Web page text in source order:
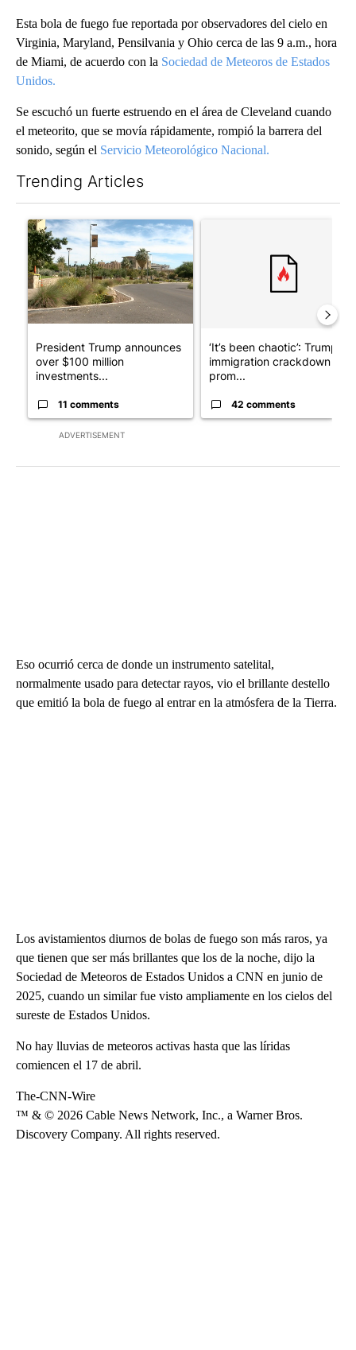
Esta bola de fuego fue reportada por observadores del cielo en
Virginia, Maryland, Pensilvania y Ohio cerca de las 9 a.m., hora
de Miami, de acuerdo con la Sociedad de Meteoros de Estados
Unidos.
Se escuchó un fuerte estruendo en el área de Cleveland cuando
el meteorito, que se movía rápidamente, rompió la barrera del
sonido, según el Servicio Meteorológico Nacional.
Trending Articles
ADVERTISEMENT
A trending article titled "President Trump announces over
President Trump announces
over $100 million
investments...
11 comments
‘It’s been chaotic’: Trump’s
immigration crackdown
prom...
42 comments
Eso ocurrió cerca de donde un instrumento satelital,
normalmente usado para detectar rayos, vio el brillante destello
que emitió la bola de fuego al entrar en la atmósfera de la Tierra.
Los avistamientos diurnos de bolas de fuego son más raros, ya
que tienen que ser más brillantes que los de la noche, dijo la
Sociedad de Meteoros de Estados Unidos a CNN en junio de
2025, cuando un similar fue visto ampliamente en los cielos del
sureste de Estados Unidos.
No hay lluvias de meteoros activas hasta que las líridas
comiencen el 17 de abril.
The-CNN-Wire
™ & © 2026 Cable News Network, Inc., a Warner Bros.
Discovery Company. All rights reserved.